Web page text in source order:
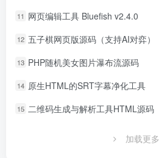
11 网页编辑工具 Bluefish v2.4.0
12 五子棋网页版源码（支持AI对弈）
13 PHP随机美女图片瀑布流源码
14 原生HTML的SRT字幕净化工具
15 二维码生成与解析工具HTML源码
加载更多